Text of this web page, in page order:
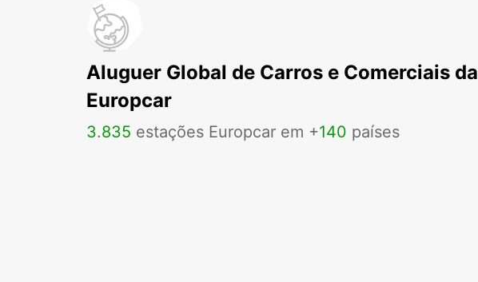
Aluguer Global de Carros e Comerciais da
Europcar
3.835 estações Europcar em +140 países